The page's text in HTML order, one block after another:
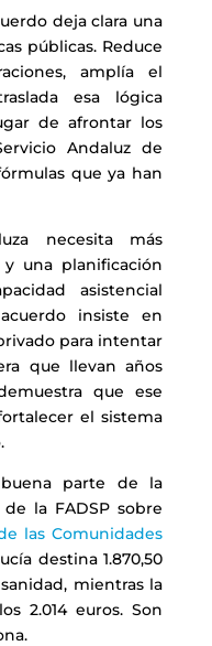
deja clara una
públicas. Reduce
amplía el
esa lógica
de afrontar los
Andaluz de
que ya han
necesita más
y una planificación
asistencial
insiste en
para intentar
que llevan años
que ese
el sistema
parte de la
la FADSP sobre
las Comunidades
destina 1.870,50
mientras la
2.014 euros. Son